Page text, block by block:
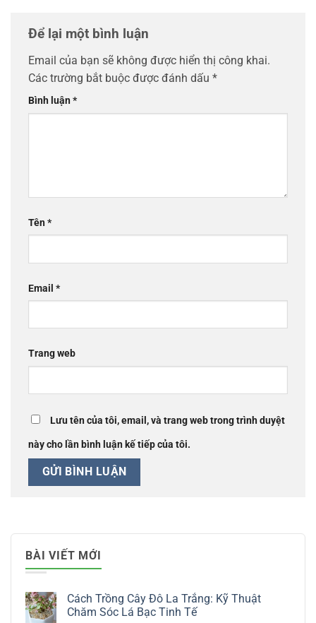
Để lại một bình luận
Email của bạn sẽ không được hiển thị công khai.
Các trường bắt buộc được đánh dấu *
Bình luận*
Tên*
Email *
Trang web
Lưu tên của tôi, email, và trang web trong trình duyệt
này cho lần bình luận kế tiếp của tôi.
BÀI VIẾT MỚI
Cách Trồng Cây Đô La Trắng: Kỹ Thuật
Chăm Sóc Lá Bạc Tinh Tế